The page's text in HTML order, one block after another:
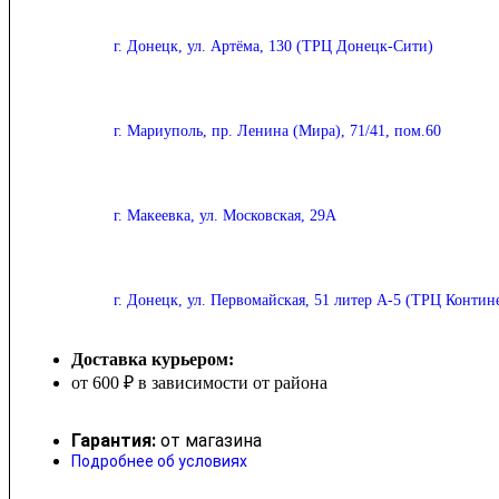
г. Донецк, ул. Артёма, 130 (ТРЦ Донецк-Сити)
г. Мариуполь, пр. Ленина (Мира), 71/41, пом.60
г. Макеевка, ул. Московская, 29А
г. Донецк, ул. Первомайская, 51 литер А-5 (ТРЦ
Доставка курьером:
от 600 ₽ в зависимости от района
Гарантия: от магазина
Подробнее об условиях